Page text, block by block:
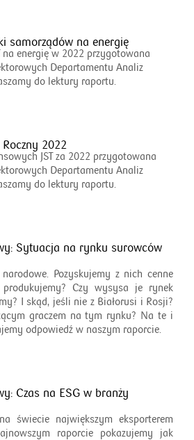
samorządów na energię
na energię w 2022 przygotowana
Departamentu Analiz
do lektury raportu.
Roczny 2022
JST za 2022 przygotowana
Departamentu Analiz
do lektury raportu.
Sytuacja na rynku surowców
Pozyskujemy z nich cenne
Czy wysysa je rynek
I skąd, jeśli nie z Białorusi i Rosji?
graczem na tym rynku? Na te i
odpowiedź w naszym raporcie.
Czas na ESG w branży
świecie największym eksporterem
raporcie pokazujemy jak